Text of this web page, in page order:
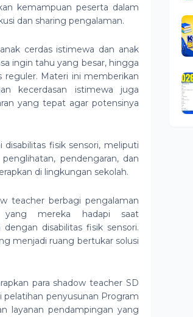
kemampuan peserta dalam
dan sharing pengalaman.
cerdas istimewa dan anak
ingin tahu yang besar, hingga
reguler. Materi ini memberikan
kecerdasan istimewa juga
yang tepat agar potensinya
fisik sensori, meliputi
pendengaran, dan
di lingkungan sekolah.
teacher berbagi pengalaman
yang mereka hadapi saat
disabilitas fisik sensori.
menjadi ruang bertukar solusi
para shadow teacher SD
penyusunan Program
layanan pendampingan yang